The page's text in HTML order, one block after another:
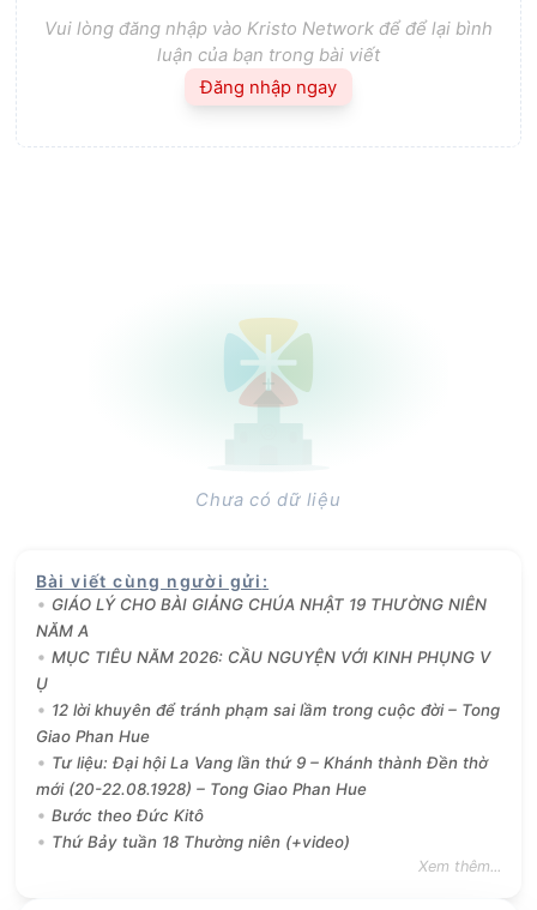
Vui lòng đăng nhập vào Kristo Network để để lại bình
luận của bạn trong bài viết
Đăng nhập ngay
Chưa có dữ liệu
Bài viết cùng người gửi :
GIÁO LÝ CHO BÀI GIẢNG CHÚA NHẬT 19 THƯỜNG NIÊN
NĂM A
MỤC TIÊU NĂM 2026: CẦU NGUYỆN VỚI KINH PHỤNG V
Ụ
12 lời khuyên để tránh phạm sai lầm trong cuộc đời – Tong
Giao Phan Hue
Tư liệu: Đại hội La Vang lần thứ 9 – Khánh thành Đền thờ
mới (20-22.08.1928) – Tong Giao Phan Hue
Bước theo Đức Kitô
Thứ Bảy tuần 18 Thường niên (+video)
Xem thêm...